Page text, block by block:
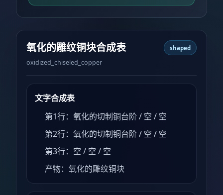
氧化的雕纹铜块合成表
oxidized_chiseled_copper
shaped
文字合成表
第1行：氧化的切制铜台阶 / 空 / 空
第2行：氧化的切制铜台阶 / 空 / 空
第3行：空 / 空 / 空
产物：氧化的雕纹铜块